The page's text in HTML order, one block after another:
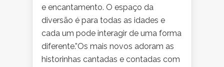
e encantamento. O espaço da
diversão é para todas as idades e
cada um pode interagir de uma forma
diferente.”Os mais novos adoram as
historinhas cantadas e contadas com